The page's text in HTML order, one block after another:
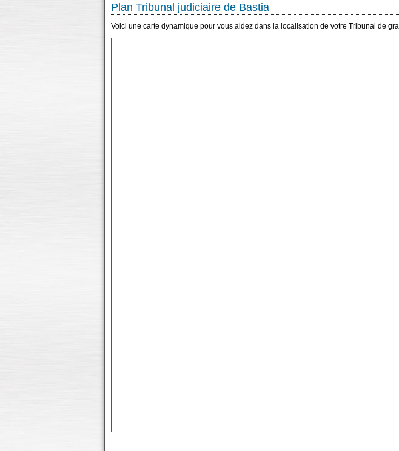
Plan Tribunal judiciaire de Bastia
Voici une carte dynamique pour vous aidez dans la localisation de votre Tribunal de